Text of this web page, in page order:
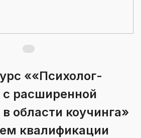
««Психолог-
с расширенной
области коучинга»
квалификации